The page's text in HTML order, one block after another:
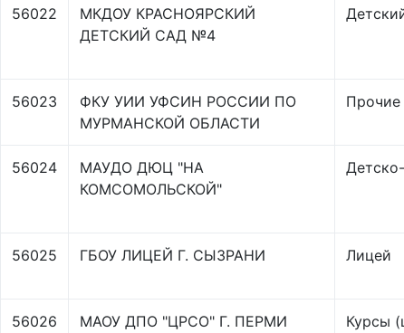
56022
МКДОУ КРАСНОЯРСКИЙ
ДЕТСКИЙ САД №4
56023
ФКУ УИИ УФСИН РОССИИ ПО
МУРМАНСКОЙ ОБЛАСТИ
Прочие
56024
МАУДО ДЮЦ "НА
КОМСОМОЛЬСКОЙ"
56025 ГБОУ ЛИЦЕЙ Г. СЫЗРАНИ Лицей
56026 МАОУ ДПО "ЦРСО" Г. ПЕРМИ
Курсы